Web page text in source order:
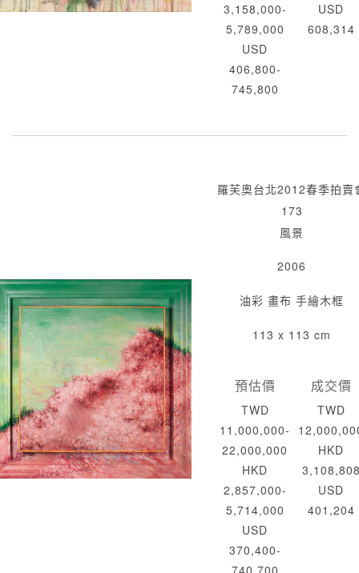
3,158,000-
5,789,000
USD
406,800-
745,800
USD
608,314
羅芙奧台北2012春季拍賣
173
風景
2006
油彩 畫布 手繪木框
113 x 113 cm
預估價
TWD
11,000,000-
22,000,000
HKD
2,857,000-
5,714,000
USD
370,400-
成交價
TWD
HKD
USD
401,204